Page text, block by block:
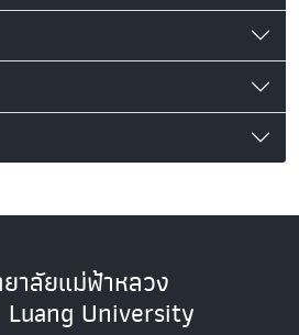
าลัยแม่ฟ้าหลวง
Luang University